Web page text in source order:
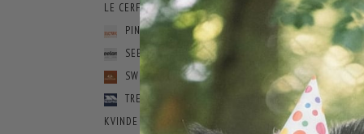
LE CERF
PINEWOOD
SEELAND
SWEDTEAM
TRESPASS
KVINDE BEKLÆDNING
AVIGNON
-20%